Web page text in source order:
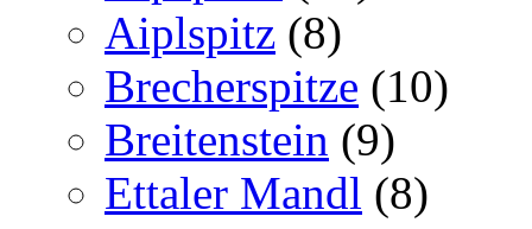
Aiplspitz (8)
Brecherspitze (10)
Breitenstein (9)
Ettaler Mandl (8)